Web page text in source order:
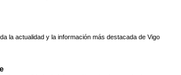
la actualidad y la información más destacada de Vigo